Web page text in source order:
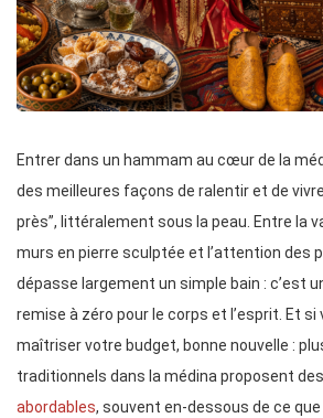
Entrer dans un hammam au cœur de la
des meilleures façons de ralentir et de
près”, littéralement sous la peau. Entre la
murs en pierre sculptée et l’attention des
dépasse largement un simple bain : c’est
remise à zéro pour le corps et l’esprit. Et
maîtriser votre budget, bonne nouvelle :
traditionnels dans la médina proposent des
abordables, souvent en-dessous de ce que